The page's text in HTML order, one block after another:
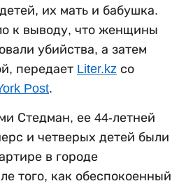
их мать и бабушка.
к выводу, что женщины
убийства, а затем
передает Liter.kz со
Post.
Стедман, ее 44-летней
и четверых детей были
в городе
того, как обеспокоенный